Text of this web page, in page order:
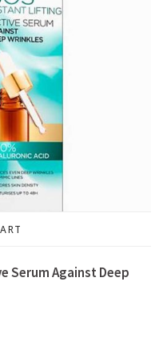
Serum Against Deep